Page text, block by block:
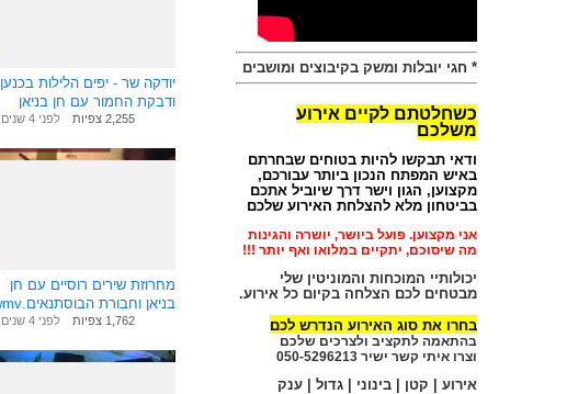
* חגי יובלות ומשק בקיבוצים ומושבים
כשחלטתם לקיים אירוע
משלכם
ודאי תבקשו להיות בטוחים שבחרתם
באיש המפתח הנכון ביותר עבורכם,
מקצוען, הגון וישר דרך שיוביל אתכם
בביטחון מלא להצלחת האירוע שלכם
אני מקצוען. פועל ביושר, יושרה והגינות
מה שיסוכם, יתקיים במלואו ואף יותר !!!
יכולותיי המוכחות והמוניטין שלי
מבטחים לכם הצלחה בקיום כל אירוע.
בחרו את סוג האירוע הנדרש לכם
בהתאמה לתקציב ולצרכים שלכם
וצרו איתי קשר ישיר 050-5296213
אירוע | קטן | בינוני | גדול | ענק
יודקה שר - יפים הלילות בכנען
ודבקת החמור עם חן בניאן
2,255 צפיות לפני 4 שנים
מחרוזת שירים רוסיים עם חן
בניאן וחבורת הבוסתנאים.wmv
1,762 צפיות לפני 4 שנים